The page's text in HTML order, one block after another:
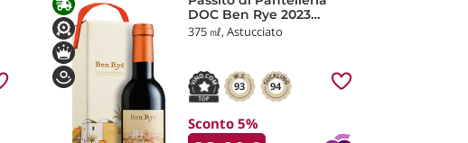
DOC Ben Rye 2023
Donnafugata
375 ㎖, Astucciato
93 94
Sconto 5%